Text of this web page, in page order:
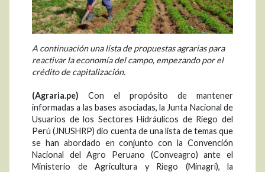
A continuación una lista de propuestas agrarias para
reactivar la economía del campo, empezando por el
crédito de capitalización.
(Agraria.pe) Con el propósito de mantener
informadas a las bases asociadas, la Junta Nacional de
Usuarios de los Sectores Hidráulicos de Riego del
Perú (JNUSHRP) dio cuenta de una lista de temas que
se han abordado en conjunto con la Convención
Nacional del Agro Peruano (Conveagro) ante el
Ministerio de Agricultura y Riego (Minagri), la